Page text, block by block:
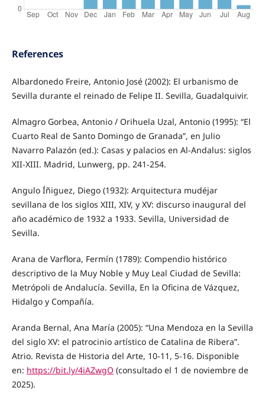
References
Albardonedo Freire, Antonio José (2002): El urbanismo de
Sevilla durante el reinado de Felipe II. Sevilla, Guadalquivir.
Almagro Gorbea, Antonio / Orihuela Uzal, Antonio (1995): “El
Cuarto Real de Santo Domingo de Granada”, en Julio
Navarro Palazón (ed.): Casas y palacios en Al-Andalus: siglos
XII-XIII. Madrid, Lunwerg, pp. 241-254.
Angulo Íñiguez, Diego (1932): Arquitectura mudéjar
sevillana de los siglos XIII, XIV, y XV: discurso inaugural del
año académico de 1932 a 1933. Sevilla, Universidad de
Sevilla.
Arana de Varflora, Fermín (1789): Compendio histórico
descriptivo de la Muy Noble y Muy Leal Ciudad de Sevilla:
Metrópoli de Andalucía. Sevilla, En la Oficina de Vázquez,
Hidalgo y Compañía.
Aranda Bernal, Ana María (2005): “Una Mendoza en la Sevilla
del siglo XV: el patrocinio artístico de Catalina de Ribera”.
Atrio. Revista de Historia del Arte, 10-11, 5-16. Disponible
en: https://bit.ly/4iAZwgO (consultado el 1 de noviembre de
2025).